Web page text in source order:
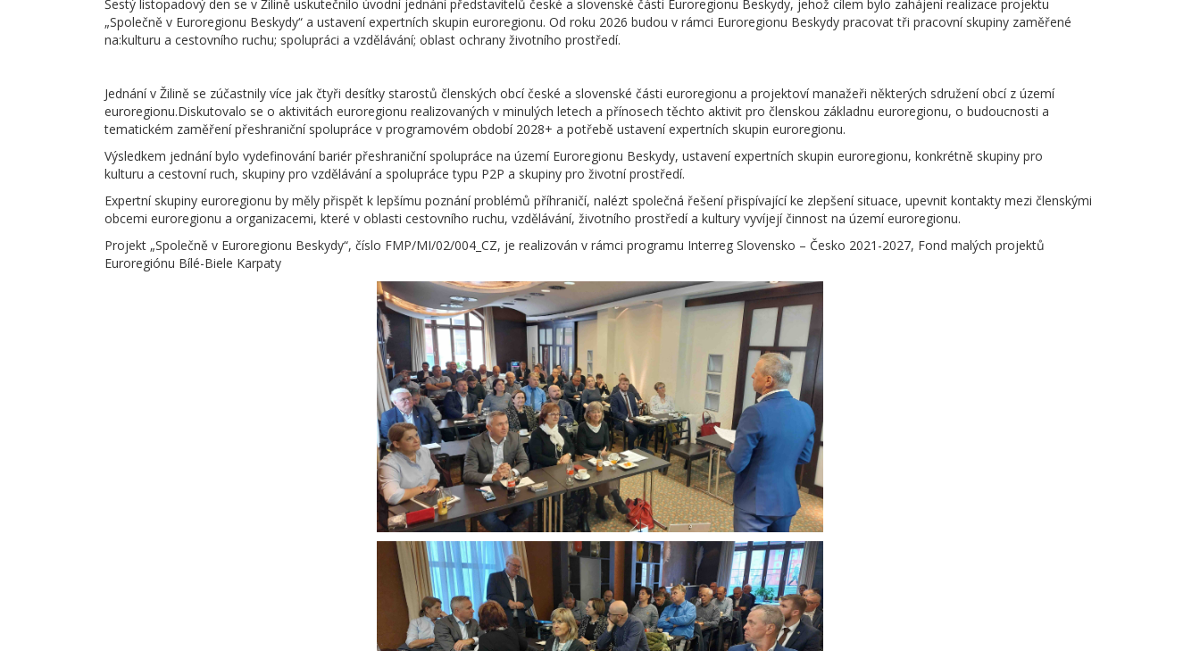
Šestý listopadový den se v Žilině uskutečnilo úvodní jednání představitelů české a slovenské části Euroregionu Beskydy, jehož cílem bylo zahájení realizace projektu
„Společně v Euroregionu Beskydy“ a ustavení expertních skupin euroregionu. Od roku 2026 budou v rámci Euroregionu Beskydy pracovat tři pracovní skupiny zaměřené
na:kulturu a cestovního ruchu; spolupráci a vzdělávání; oblast ochrany životního prostředí.
Jednání v Žilině se zúčastnily více jak čtyři desítky starostů členských obcí české a slovenské části euroregionu a projektoví manažeři některých sdružení obcí z území
euroregionu.Diskutovalo se o aktivitách euroregionu realizovaných v minulých letech a přínosech těchto aktivit pro členskou základnu euroregionu, o budoucnosti a
tematickém zaměření přeshraniční spolupráce v programovém období 2028+ a potřebě ustavení expertních skupin euroregionu.
Výsledkem jednání bylo vydefinování bariér přeshraniční spolupráce na území Euroregionu Beskydy, ustavení expertních skupin euroregionu, konkrétně skupiny pro
kulturu a cestovní ruch, skupiny pro vzdělávání a spolupráce typu P2P a skupiny pro životní prostředí.
Expertní skupiny euroregionu by měly přispět k lepšímu poznání problémů příhraničí, nalézt společná řešení přispívající ke zlepšení situace, upevnit kontakty mezi členskými
obcemi euroregionu a organizacemi, které v oblasti cestovního ruchu, vzdělávání, životního prostředí a kultury vyvíjejí činnost na území euroregionu.
Projekt „Společně v Euroregionu Beskydy“, číslo FMP/MI/02/004_CZ, je realizován v rámci programu Interreg Slovensko – Česko 2021-2027, Fond malých projektů
Euroregiónu Bílé-Biele Karpaty